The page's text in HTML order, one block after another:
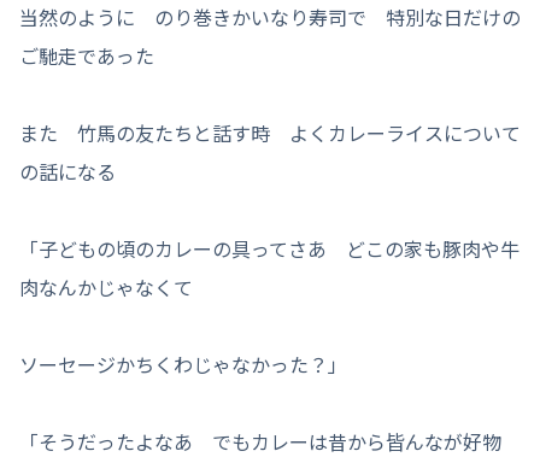
当然のように のり巻きかいなり寿司で 特別な日だけの
ご馳走であった
また 竹馬の友たちと話す時 よくカレーライスについて
の話になる
「子どもの頃のカレーの具ってさあ どこの家も豚肉や牛
肉なんかじゃなくて
ソーセージかちくわじゃなかった？」
「そうだったよなあ でもカレーは昔から皆んなが好物